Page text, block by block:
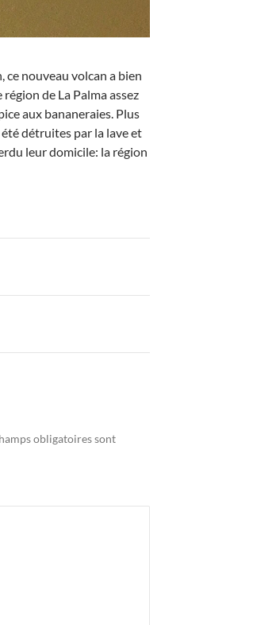
ce nouveau volcan a bien
de La Palma assez
aux bananeraies. Plus
détruites par la lave et
leur domicile: la région
obligatoires sont